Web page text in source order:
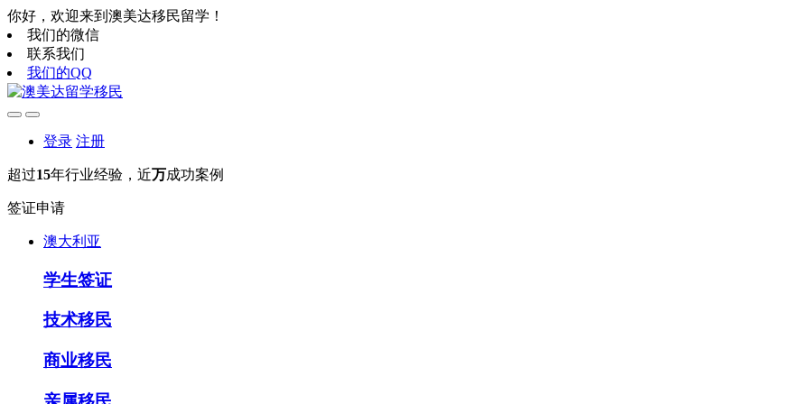
你好，欢迎来到澳美达移民留学！
我们的微信
联系我们
我们的QQ
登录 注册
超过15年行业经验，近万成功案例
签证申请
澳大利亚
学生签证
技术移民
商业移民